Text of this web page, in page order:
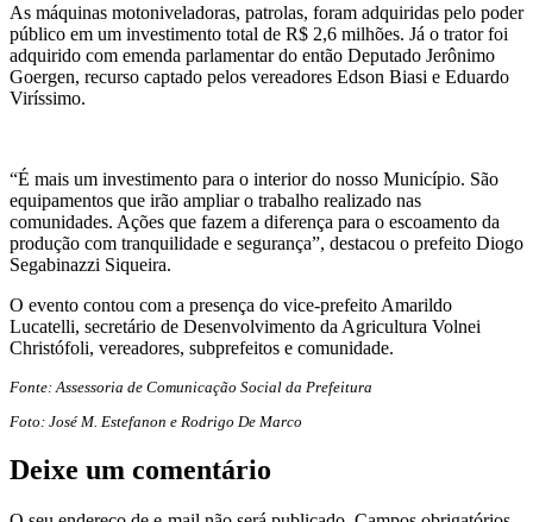
As máquinas motoniveladoras, patrolas, foram adquiridas pelo poder
público em um investimento total de R$ 2,6 milhões. Já o trator foi
adquirido com emenda parlamentar do então Deputado Jerônimo
Goergen, recurso captado pelos vereadores Edson Biasi e Eduardo
Viríssimo.
“É mais um investimento para o interior do nosso Município. São
equipamentos que irão ampliar o trabalho realizado nas
comunidades. Ações que fazem a diferença para o escoamento da
produção com tranquilidade e segurança”, destacou o prefeito Diogo
Segabinazzi Siqueira.
O evento contou com a presença do vice-prefeito Amarildo
Lucatelli, secretário de Desenvolvimento da Agricultura Volnei
Christófoli, vereadores, subprefeitos e comunidade.
Fonte: Assessoria de Comunicação Social da Prefeitura
Foto: José M. Estefanon e Rodrigo De Marco
Deixe um comentário